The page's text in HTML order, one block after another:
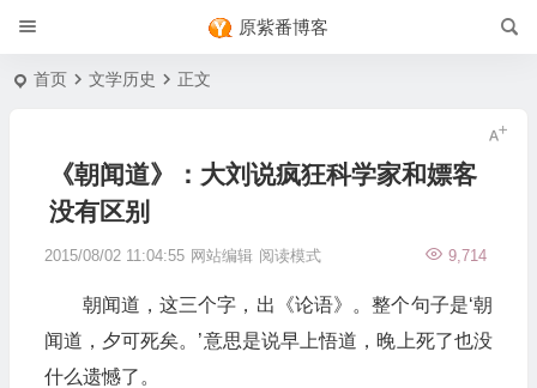
原紫番博客
首页 文学历史 正文
《朝闻道》：大刘说疯狂科学家和嫖客
没有区别
2015/08/02 11:04:55 网站编辑 9,714
阅读模式
朝闻道，这三个字，出《论语》。整个句子是‘朝
闻道，夕可死矣。’意思是说早上悟道，晚上死了也没
什么遗憾了。